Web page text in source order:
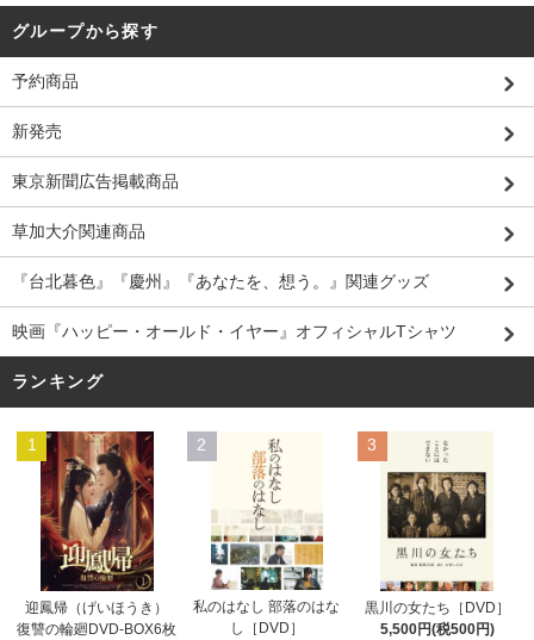
グループから探す
予約商品
新発売
東京新聞広告掲載商品
草加大介関連商品
『台北暮色』『慶州』『あなたを、想う。』関連グッズ
映画『ハッピー・オールド・イヤー』オフィシャルTシャツ
ランキング
1
迎鳳帰（げいほうき）
復讐の輪廻DVD-BOX6枚
2
私のはなし 部落のはな
し［DVD］
3
黒川の女たち［DVD］
5,500円(税500円)